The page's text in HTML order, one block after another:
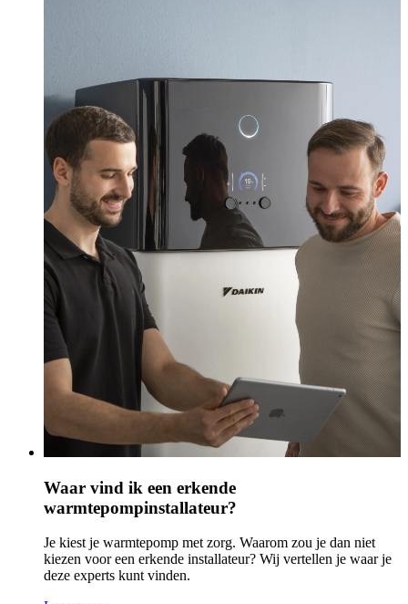
Waar vind ik een erkende
warmtepompinstallateur?
Je kiest je warmtepomp met zorg. Waarom zou je dan niet
kiezen voor een erkende installateur? Wij vertellen je waar je
deze experts kunt vinden.